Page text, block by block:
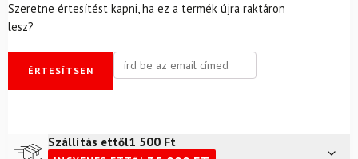
Szeretne értesítést kapni, ha ez a termék újra raktáron
lesz?
ÉRTESÍTSEN
Szállítás ettől1 500 Ft